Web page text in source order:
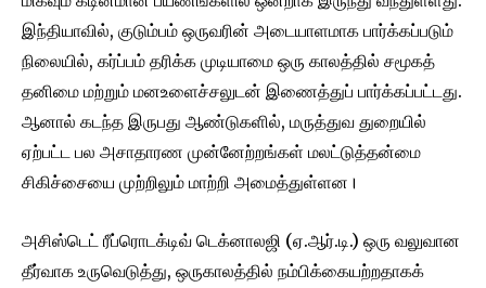
இந்தியாவில், குடும்பம் ஒருவரின் அடையாளமாக பார்க்கப்படும்
நிலையில், கர்ப்பம் தரிக்க முடியாமை ஒரு காலத்தில் சமூகத்
தனிமை மற்றும் மனஉளைச்சலுடன் இணைத்துப் பார்க்கப்பட்டது.
ஆனால் கடந்த இருபது ஆண்டுகளில், மருத்துவ துறையில்
ஏற்பட்ட பல அசாதாரண முன்னேற்றங்கள் மலட்டுத்தன்மை
சிகிச்சையை முற்றிலும் மாற்றி அமைத்துள்ளன।
அசிஸ்டெட் ரீப்ரொடக்டிவ் டெக்னாலஜி (ஏ.ஆர்.டி.) ஒரு வலுவான
தீர்வாக உருவெடுத்து, ஒருகாலத்தில் நம்பிக்கையற்றதாகக்